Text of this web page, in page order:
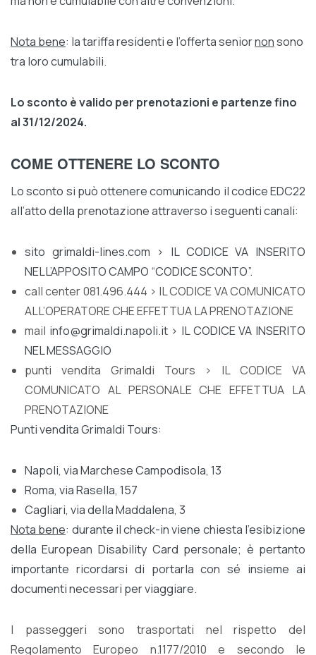
Nota bene: la tariffa residenti e l’offerta seniornonsono
tra loro cumulabili.
Lo sconto è valido per prenotazioni e partenze fino
al 31/12/2024.
COME OTTENERE LO SCONTO
Lo sconto si può ottenere comunicando il codice EDC22
all’atto della prenotazione attraverso i seguenti canali:
sito grimaldi-lines.com > IL CODICE VA INSERITO
NELL’APPOSITO CAMPO “CODICE SCONTO”.
call center 081.496.444 > IL CODICE VA COMUNICATO
ALL’OPERATORE CHE EFFETTUA LA PRENOTAZIONE
mail info@grimaldi.napoli.it> IL CODICE VA INSERITO
NEL MESSAGGIO
punti vendita Grimaldi Tours > IL CODICE VA
COMUNICATO AL PERSONALE CHE EFFETTUA LA
PRENOTAZIONE
Punti vendita Grimaldi Tours:
Napoli, via Marchese Campodisola, 13
Roma, via Rasella, 157
Cagliari, via della Maddalena, 3
Nota bene: durante il check-in viene chiesta l’esibizione
della European Disability Card personale; è pertanto
importante ricordarsi di portarla con sé insieme ai
documenti necessari per viaggiare.
I passeggeri sono trasportati nel rispetto del
Regolamento Europeo n.1177/2010 e secondo le